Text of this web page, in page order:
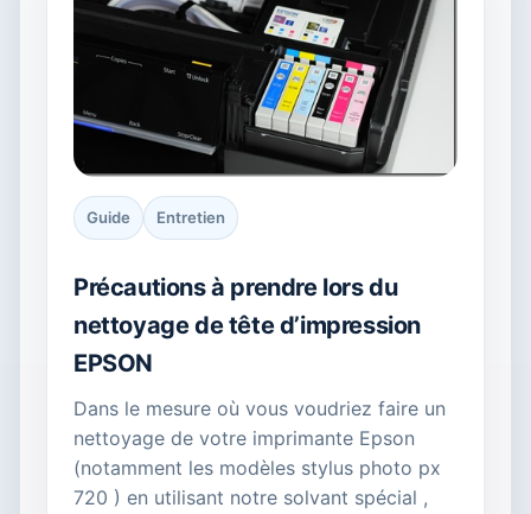
Guide Entretien
Précautions à prendre lors du
nettoyage de tête d’impression
EPSON
Dans le mesure où vous voudriez faire un
nettoyage de votre imprimante Epson
(notamment les modèles stylus photo px
720 ) en utilisant notre solvant spécial ,